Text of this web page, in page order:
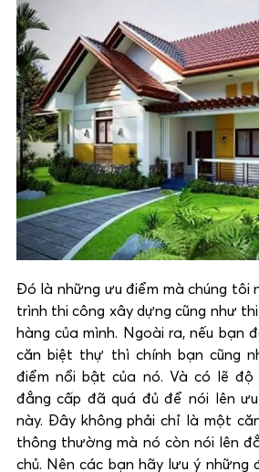
Đó là những ưu điểm mà chúng tôi
trình thi công xây dựng cũng như
hàng của mình. Ngoài ra, nếu bạn
căn biệt thự thì chính bạn cũng
điểm nổi bật của nó. Và có lẽ
đẳng cấp đã quá đủ để nói lên
này. Đây không phải chỉ là một
thông thường mà nó còn nói lên
chủ. Nên các bạn hãy lưu ý những